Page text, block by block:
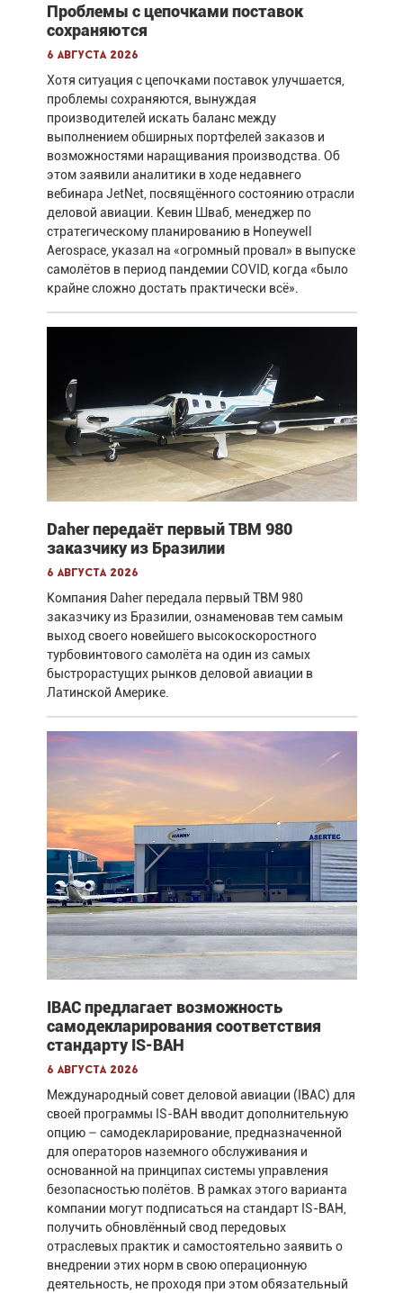
Проблемы с цепочками поставок
сохраняются
6 августа 2026
Хотя ситуация с цепочками поставок улучшается,
проблемы сохраняются, вынуждая
производителей искать баланс между
выполнением обширных портфелей заказов и
возможностями наращивания производства. Об
этом заявили аналитики в ходе недавнего
вебинара JetNet, посвящённого состоянию отрасли
деловой авиации. Кевин Шваб, менеджер по
стратегическому планированию в Honeywell
Aerospace, указал на «огромный провал» в выпуске
самолётов в период пандемии COVID, когда «было
крайне сложно достать практически всё».
Daher передаёт первый TBM 980
заказчику из Бразилии
6 августа 2026
Компания Daher передала первый TBM 980
заказчику из Бразилии, ознаменовав тем самым
выход своего новейшего высокоскоростного
турбовинтового самолёта на один из самых
быстрорастущих рынков деловой авиации в
Латинской Америке.
IBAC предлагает возможность
самодекларирования соответствия
стандарту IS-BAH
6 августа 2026
Международный совет деловой авиации (IBAC) для
своей программы IS-BAH вводит дополнительную
опцию – самодекларирование, предназначенной
для операторов наземного обслуживания и
основанной на принципах системы управления
безопасностью полётов. В рамках этого варианта
компании могут подписаться на стандарт IS-BAH,
получить обновлённый свод передовых
отраслевых практик и самостоятельно заявить о
внедрении этих норм в свою операционную
деятельность, не проходя при этом обязательный